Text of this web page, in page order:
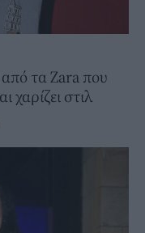
τα Zara που
χαρίζει στιλ